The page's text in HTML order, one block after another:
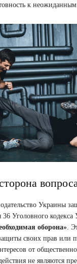
к неожиданным
Украины
36 Уголовного
оборона» .
своих прав или
от
не являются